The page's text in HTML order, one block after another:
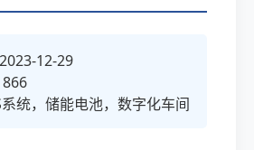
12-29
统，储能电池，数字化车间